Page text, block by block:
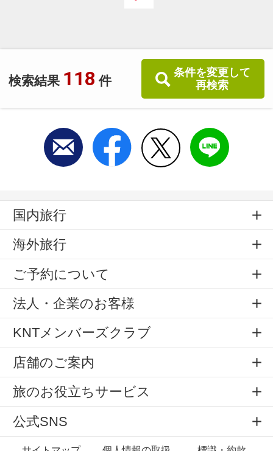
検索結果 118 件
条件を変更して
再検索
国内旅行
海外旅行
ご予約について
法人・企業のお客様
KNTメンバーズクラブ
店舗のご案内
旅のお役立ちサービス
公式SNS